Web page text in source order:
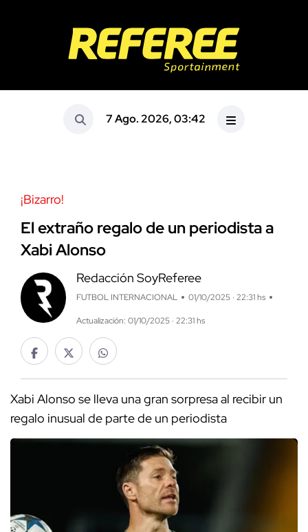
7 Ago. 2026, 03:42
¡Bizarro!
El extraño regalo de un periodista a
Xabi Alonso
Redacción SoyReferee
FUTBOL INTERNACIONAL 01/10/2025 · 22:31 hs
Actualización: 01/10/2025 · 22:31 hs
Xabi Alonso se lleva una gran sorpresa al recibir un
regalo inusual de parte de un periodista